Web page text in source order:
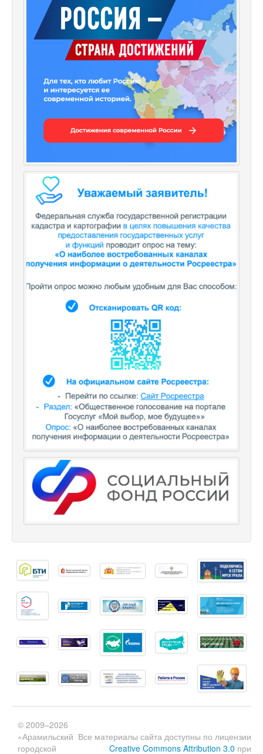
Все материалы сайта доступны по лицензии
Creative Commons Attribution 3.0 при
© 2009–2026
«Арамильский
городской